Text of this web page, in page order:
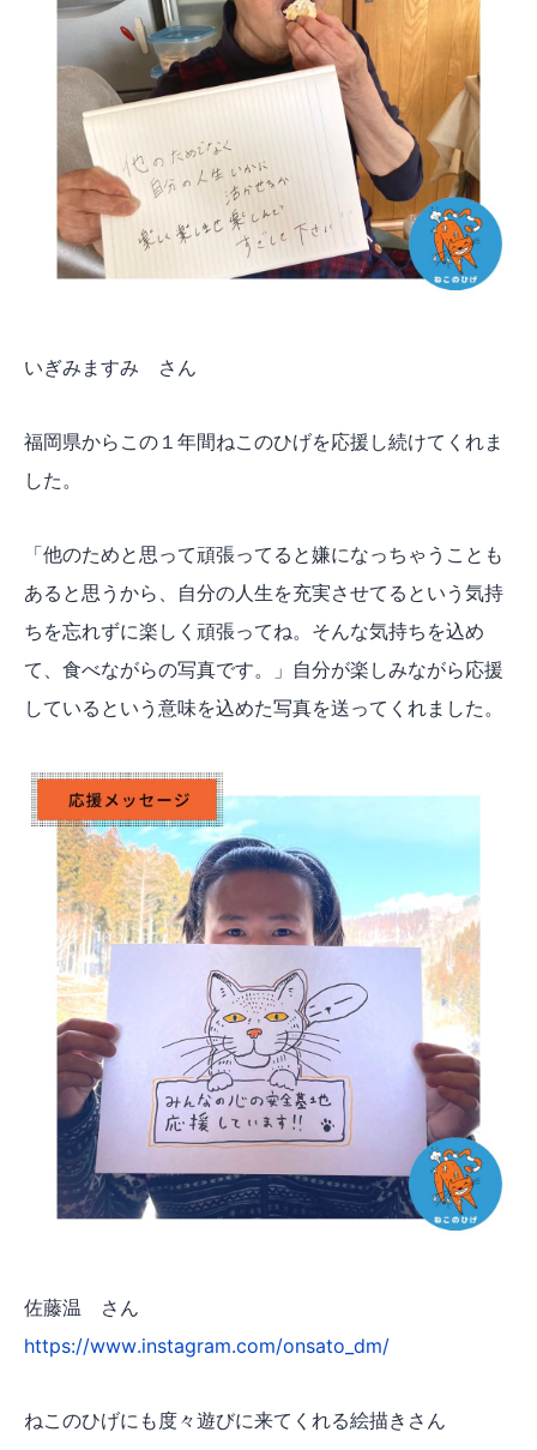
いぎみますみ さん
福岡県からこの１年間ねこのひげを応援し続けてくれま
した。
「他のためと思って頑張ってると嫌になっちゃうことも
あると思うから、自分の人生を充実させてるという気持
ちを忘れずに楽しく頑張ってね。そんな気持ちを込め
て、食べながらの写真です。」自分が楽しみながら応援
しているという意味を込めた写真を送ってくれました。
佐藤温 さん
https://www.instagram.com/onsato_dm/
ねこのひげにも度々遊びに来てくれる絵描きさん